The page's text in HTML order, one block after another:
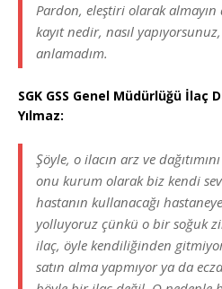
Pardon, eleştiri olarak almayın
kayıt nedir, nasıl
anlamadım.
SGK GSS Genel Müdürlüğü İlaç
Yılmaz:
Şöyle, o ilacın arz ve
onu kurum olarak biz kendi
hastanın kullanacağı
yolluyoruz çünkü o bir soğuk
ilaç, öyle kendiliğinden
satın alma yapmıyor ya da